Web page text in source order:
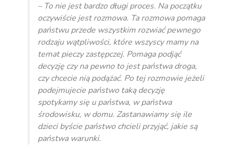
– To nie jest bardzo długi proces. Na początku
oczywiście jest rozmowa. Ta rozmowa pomaga
państwu przede wszystkim rozwiać pewnego
rodzaju wątpliwości, które wszyscy mamy na
temat pieczy zastępczej. Pomaga podjąć
decyzję czy na pewno to jest państwa droga,
czy chcecie nią podążać. Po tej rozmowie jeżeli
podejmujecie państwo taką decyzję
spotykamy się u państwa, w państwa
środowisku, w domu. Zastanawiamy się ile
dzieci byście państwo chcieli przyjąć, jakie są
państwa warunki.